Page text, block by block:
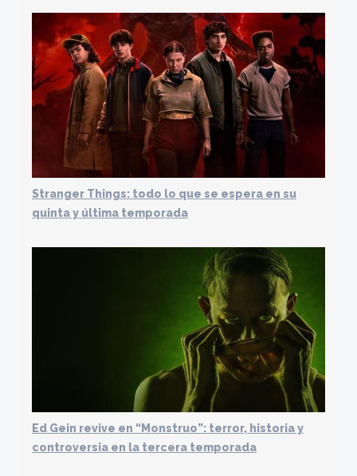
Stranger Things: todo lo que se espera en su
quinta y última temporada
Ed Gein revive en “Monstruo”: terror, historia y
controversia en la tercera temporada